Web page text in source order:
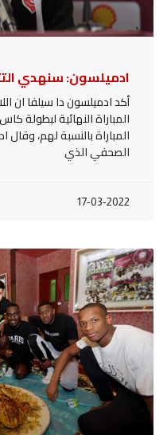
ادميلسون: سنهدي
أكد ادميلسون دا سيلفا ان
المباراة النهائية لبطولة
المباراة بالنسبة لهم،
الصحفي الذي
17-03-2022